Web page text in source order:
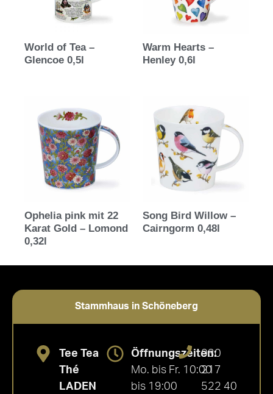
World of Tea –
Glencoe 0,5l
Warm Hearts –
Henley 0,6l
Ophelia pink mit 22
Karat Gold – Lomond
0,32l
Song Bird Willow –
Cairngorm 0,48l
Stammhaus in Schöneberg
Tee Tea
Thé
LADEN
Öffnungszeiten:
Mo. bis Fr. 10:00
bis 19:00
030
217
522 40